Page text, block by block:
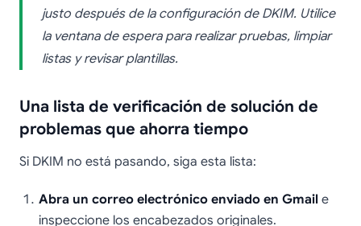
justo después de la configuración de DKIM. Utilice
la ventana de espera para realizar pruebas, limpiar
listas y revisar plantillas.
Una lista de verificación de solución de
problemas que ahorra tiempo
Si DKIM no está pasando, siga esta lista:
Abra un correo electrónico enviado en Gmail e
inspeccione los encabezados originales.